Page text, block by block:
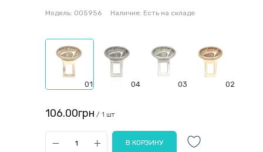
Модель: 005956 Наличие: Есть на складе
01 04 03 02
106.00грн / 1 шт